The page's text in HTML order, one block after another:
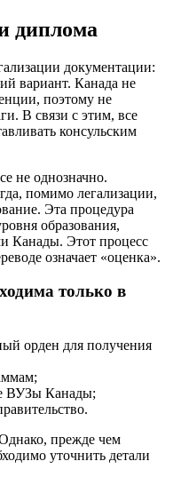
диплома
документации:
вариант. Канада не
поэтому не
В связи с этим, все
консульским
не однозначно.
помимо легализации,
Эта процедура
образования,
Канады. Этот процесс
означает «оценка».
только в
орден для получения
ВУЗы Канады;
прежде чем
уточнить детали